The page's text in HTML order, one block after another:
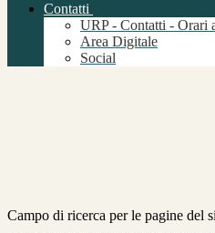
Contatti
URP - Contatti - Orari
Area Digitale
Social
Campo di ricerca per le pagine del